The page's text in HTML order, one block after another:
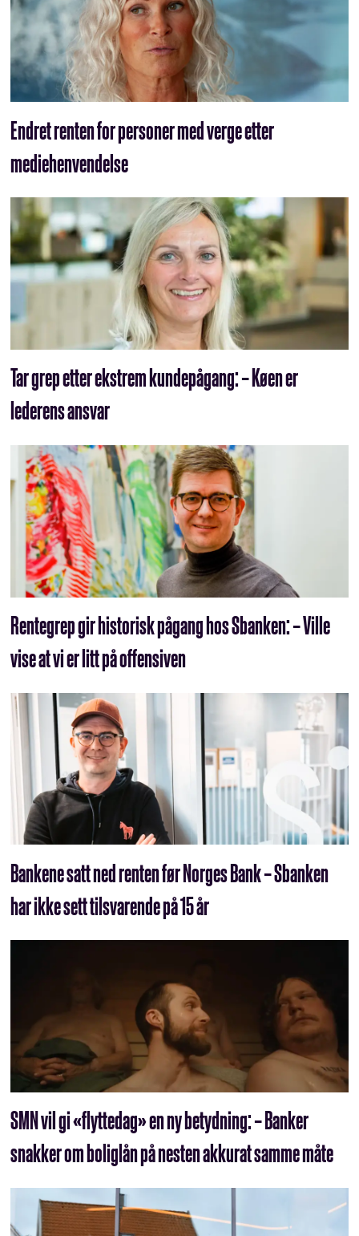
Endret renten for personer med verge etter
mediehenvendelse
Tar grep etter ekstrem kundepågang: – Køen er
lederens ansvar
Rentegrep gir historisk pågang hos Sbanken: – Ville
vise at vi er litt på offensiven
Bankene satt ned renten før Norges Bank – Sbanken
har ikke sett tilsvarende på 15 år
SMN vil gi «flyttedag» en ny betydning: – Banker
snakker om boliglån på nesten akkurat samme måte